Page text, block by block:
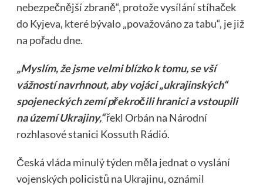
nebezpečnější zbraně“, protože vysílání stíhaček
do Kyjeva, které bývalo „považováno za tabu“, je již
na pořadu dne.
„Myslím, že jsme velmi blízko k tomu, se vší
vážností navrhnout, aby vojáci „ukrajinských“
spojeneckých zemí překročili hranici a vstoupili
na území Ukrajiny,“řekl Orbán na Národní
rozhlasové stanici Kossuth Rádió.
Česká vláda minulý týden měla jednat o vyslání
vojenských policistů na Ukrajinu, oznámil